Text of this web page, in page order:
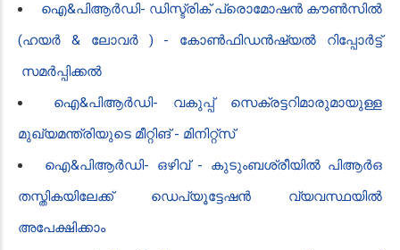
ഐ‌&പി‌ആർ‌ഡി- ഡിസ്ട്രിക് പ്രൊമോഷൻ കൗൺസിൽ
(ഹയർ & ലോവർ ) - കോൺഫിഡൻഷ്യൽ റിപ്പോർട്ട്
സമർപ്പിക്കൽ
ഐ&പിആർഡി- വകുപ്പ് സെക്രട്ടറിമാരുമായുള്ള
മുഖ്യമന്ത്രിയുടെ മീറ്റിങ് - മിനിറ്റ്‌സ്
ഐ‌&പി‌ആർ‌ഡി- ഒഴിവ് - കുടുംബശ്രീയിൽ പി‌ആർ‌ഒ
തസ്തികയിലേക്ക് ഡെപ്യൂട്ടേഷൻ വ്യവസ്ഥയിൽ
അപേക്ഷിക്കാം